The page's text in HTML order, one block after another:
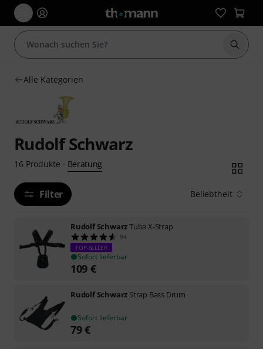
Suche
Alle Kategorien
Rudolf Schwarz
16 Produkte · Beratung
Filter Beliebtheit
Rudolf SchwarzTuba X-Strap
94
TOP-SELLER
Sofort lieferbar
109 €
Rudolf Schwarz Strap Bass Drum
Sofort lieferbar
79€